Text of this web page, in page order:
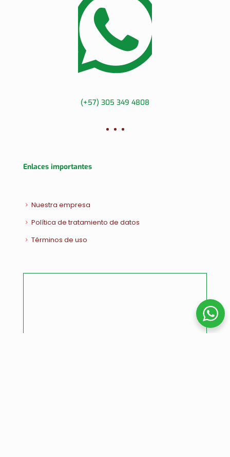
(+57) 305 349 4808
Enlaces importantes
Nuestra empresa
Política de tratamiento de datos
Términos de uso